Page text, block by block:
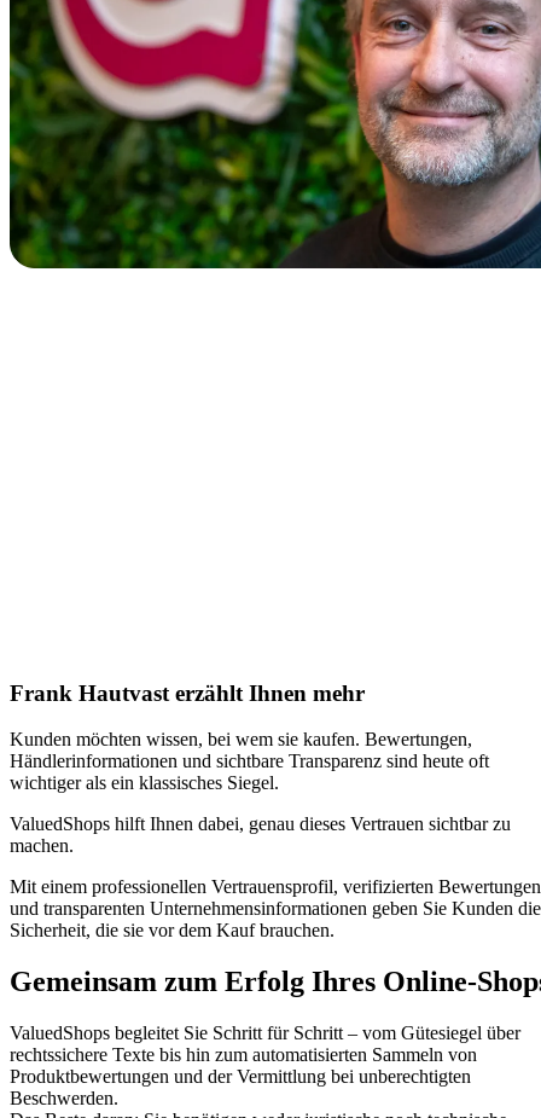
Frank Hautvast erzählt Ihnen mehr
Kunden möchten wissen, bei wem sie kaufen. Bewertungen,
Händlerinformationen und sichtbare Transparenz sind heute oft
wichtiger als ein klassisches Siegel.
ValuedShops hilft Ihnen dabei, genau dieses Vertrauen sichtbar zu
machen.
Mit einem professionellen Vertrauensprofil, verifizierten Bewertungen
und transparenten Unternehmensinformationen geben Sie Kunden die
Sicherheit, die sie vor dem Kauf brauchen.
Gemeinsam zum Erfolg Ihres Online-
ValuedShops begleitet Sie Schritt für Schritt – vom Gütesiegel über
rechtssichere Texte bis hin zum automatisierten Sammeln von
Produktbewertungen und der Vermittlung bei unberechtigten
Beschwerden.